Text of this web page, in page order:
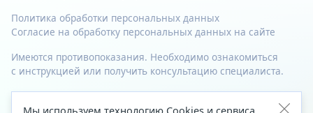
Политика обработки персональных данных
Согласие на обработку персональных данных на сайте
Имеются противопоказания. Необходимо ознакомиться
с инструкцией или получить консультацию специалиста.
© 2023—2026 Все права защищены.